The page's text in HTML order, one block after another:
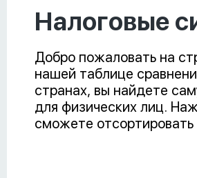
Налоговые
Добро пожаловать на
нашей таблице
странах, вы найдете
для физических лиц.
сможете